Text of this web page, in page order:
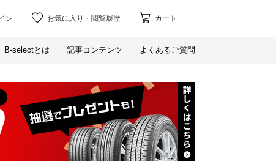
ン お気に入り ・ 閲覧履歴 カート
B-selectとは 記事コンテンツ よくあるご質問